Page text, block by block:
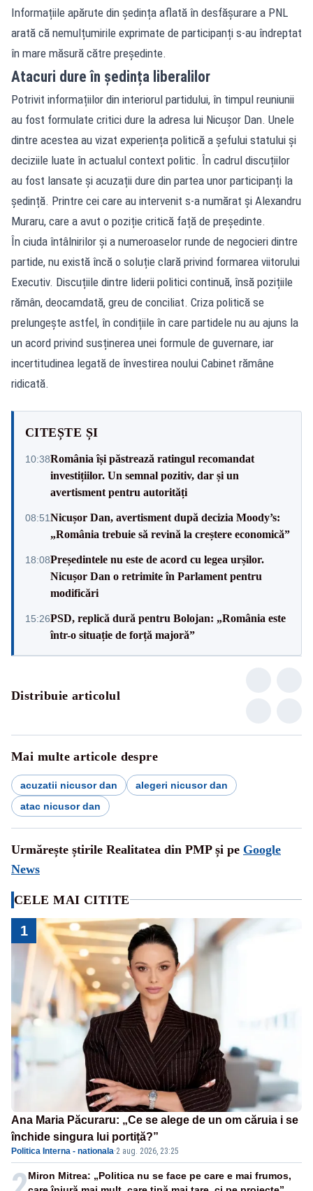
Informațiile apărute din ședința aflată în desfășurare a PNL
arată că nemulțumirile exprimate de participanți s-au îndreptat
în mare măsură către președinte.
Atacuri dure în ședința liberalilor
Potrivit informațiilor din interiorul partidului, în timpul reuniunii
au fost formulate critici dure la adresa lui Nicușor Dan. Unele
dintre acestea au vizat experiența politică a șefului statului și
deciziile luate în actualul context politic. În cadrul discuțiilor
au fost lansate și acuzații dure din partea unor participanți la
ședință. Printre cei care au intervenit s-a numărat și Alexandru
Muraru, care a avut o poziție critică față de președinte.
În ciuda întâlnirilor și a numeroaselor runde de negocieri dintre
partide, nu există încă o soluție clară privind formarea viitorului
Executiv. Discuțiile dintre liderii politici continuă, însă pozițiile
rămân, deocamdată, greu de conciliat. Criza politică se
prelungește astfel, în condițiile în care partidele nu au ajuns la
un acord privind susținerea unei formule de guvernare, iar
incertitudinea legată de învestirea noului Cabinet rămâne
ridicată.
CITEȘTE ȘI
10:38România își păstrează ratingul recomandat
investițiilor. Un semnal pozitiv, dar și un
avertisment pentru autorități
08:51Nicușor Dan, avertisment după decizia Moody’s:
„România trebuie să revină la creștere economică”
18:08Președintele nu este de acord cu legea urșilor.
Nicușor Dan o retrimite în Parlament pentru
modificări
15:26PSD, replică dură pentru Bolojan: „România este
într-o situație de forță majoră”
Distribuie articolul
Mai multe articole despre
acuzatii nicusor dan
alegeri nicusor dan
atac nicusor dan
Urmărește știrile Realitatea din PMP și pe Google
News
CELE MAI CITITE
1
Ana Maria Păcuraru: „Ce se alege de un om căruia i se
închide singura lui portiță?”
Politica Interna - nationala·2 aug. 2026, 23:25
Miron Mitrea: „Politica nu se face pe care e mai frumos,